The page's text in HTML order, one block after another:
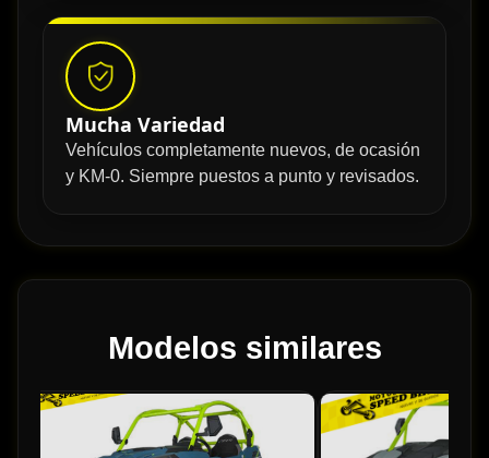
Mucha Variedad
Vehículos completamente nuevos, de ocasión
y KM-0. Siempre puestos a punto y revisados.
Modelos similares